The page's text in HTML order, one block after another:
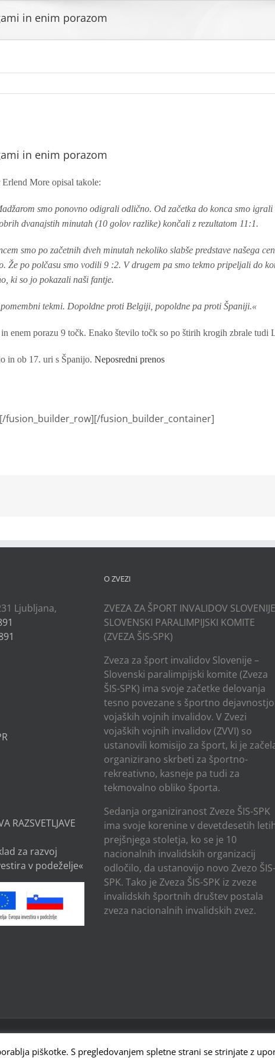
in enim porazom
in enim porazom
More opisal takole:
smo ponovno odigrali odlično. Od začetka do konca smo
dvanajstih minutah (10 golov razlike) končali z rezultatom 11:1.
smo po začetnih dveh minutah nekoliko slabše predstave našega
Že po polčasu smo vodili 9 :2. V drugem pa smo tekmo pripeljali do
ki so jo pokazali naši fantje.
tekmi. Dopoldne proti Belgiji, popoldne pa proti Španiji.«
enem porazu 9 točk. Enako število točk so po štirih krogih zbrale tudi
in ob 17. uri s Španijo. Neposredni prenos
fusion_builder_row][/fusion_builder_container]
Ljubljana,
RAZSVETLJAVE
za razvoj
v podeželje«
O ZVEZI
ZVEZA ZA ŠPORT INVALIDOV
SLOVENSKI PARALIMPIJSKI KOMITE
(ZVEZA ŠIS-SPK)
Zveza za šport invalidov Slovenije –
Slovenski paralimpijski komite (Zveza
ŠIS-SPK) ima svoje začetke delovanja
tesno povezane s športno dejavnostjo
vojaških vojnih invalidov. V Zvezi
vojaških vojnih invalidov (ZVVI) so
ustanovili komisijo za šport, ki je
organizirano skrbeti za športno-
rekreativno, kasneje pa tudi za
tekmovalno obliko športa.
Sedanja organiziranost Zveze ŠIS-SPK
ima svoje korenine v devetdesetih
prejšnjega stoletja, ko se je 10
nacionalnih invalidskih organizacij
odločilo, da ustanovijo novo Zvezo ŠIS-
SPK. Tako je Zveza ŠIS-SPK iz zveze
invalidskih športnih društev postala
zveza nacionalnih invalidskih zvez.
byWordPress
piškotke. S pregledovanjem spletne strani se strinjate z